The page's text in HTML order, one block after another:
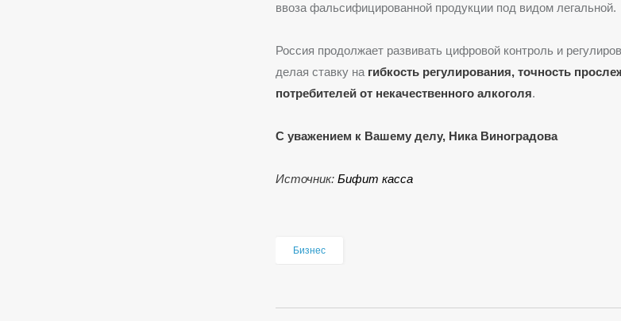
ввоза фальсифицированной продукции под видом легальной.
Россия продолжает развивать цифровой контроль и
делая ставку на гибкость регулирования, точность
потребителей от некачественного алкоголя.
С уважением к Вашему делу, Ника Виноградова
Источник: Бифит касса
Бизнес